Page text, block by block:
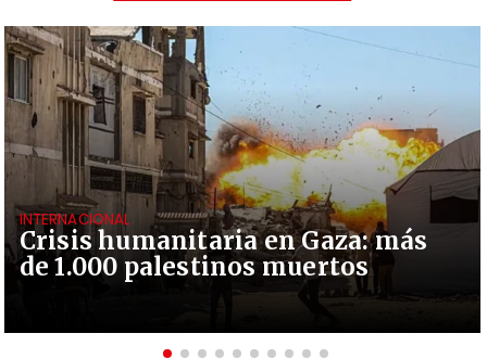
Crisis humanitaria en Gaza: más
de 1.000 palestinos muertos
INTERNACIONAL